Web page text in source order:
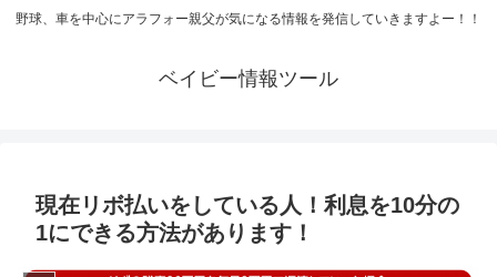
野球、車を中心にアラフォー親父が気になる情報を発信していきますよー！！
ベイビー情報ツール
現在リボ払いをしている人！利息を10分の
1にできる方法があります！